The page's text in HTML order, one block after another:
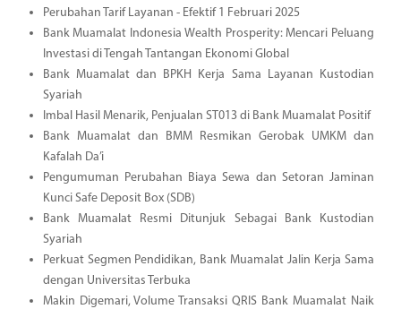
Perubahan Tarif Layanan - Efektif 1 Februari 2025
Bank Muamalat Indonesia Wealth Prosperity: Mencari Peluang
Investasi di Tengah Tantangan Ekonomi Global
Bank Muamalat dan BPKH Kerja Sama Layanan Kustodian
Syariah
Imbal Hasil Menarik, Penjualan ST013 di Bank Muamalat Positif
Bank Muamalat dan BMM Resmikan Gerobak UMKM dan
Kafalah Da’i
Pengumuman Perubahan Biaya Sewa dan Setoran Jaminan
Kunci Safe Deposit Box (SDB)
Bank Muamalat Resmi Ditunjuk Sebagai Bank Kustodian
Syariah
Perkuat Segmen Pendidikan, Bank Muamalat Jalin Kerja Sama
dengan Universitas Terbuka
Makin Digemari, Volume Transaksi QRIS Bank Muamalat Naik